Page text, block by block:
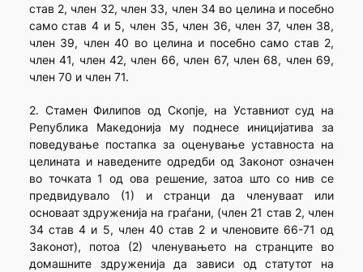
став 2, член 32, член 33, член 34 во целина и посебно
само став 4 и 5, член 35, член 36, член 37, член 38,
член 39, член 40 во целина и посебно само став 2,
член 41, член 42, член 66, член 67, член 68, член 69,
член 70 и член 71.
2. Стамен Филипов од Скопје, на Уставниот суд на
Република Македонија му поднесе иницијатива за
поведување постапка за оценување уставноста на
целината и наведените одредби од Законот означен
во точката 1 од ова решение, затоа што со нив се
предвидувало (1) и странци да членуваат или
основаат здруженија на граѓани, (член 21 став 2, член
34 став 4 и 5, член 40 став 2 и членовите 66-71 од
Законот), потоа (2) членувањето на странците во
домашните здруженија да зависи од статутот на